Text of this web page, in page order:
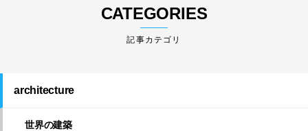
CATEGORIES
architecture
世界の建築